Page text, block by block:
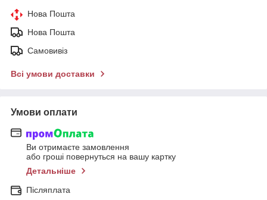
Нова Пошта
Нова Пошта
Самовивіз
Всі умови доставки
Умови оплати
Ви отримаєте замовлення
або гроші повернуться на вашу картку
Детальніше
Післяплата